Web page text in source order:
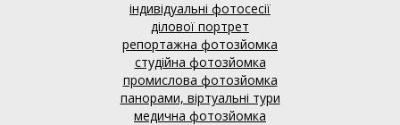
індивідуальні фотосесії
ділової портрет
репортажна фотозйомка
студійна фотозйомка
промислова фотозйомка
панорами, віртуальні тури
медична фотозйомка